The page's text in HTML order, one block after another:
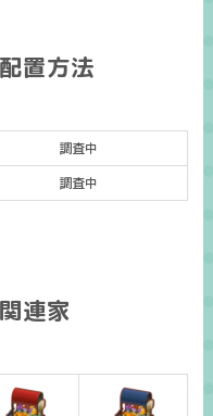
置方法
調査中
調査中
連家